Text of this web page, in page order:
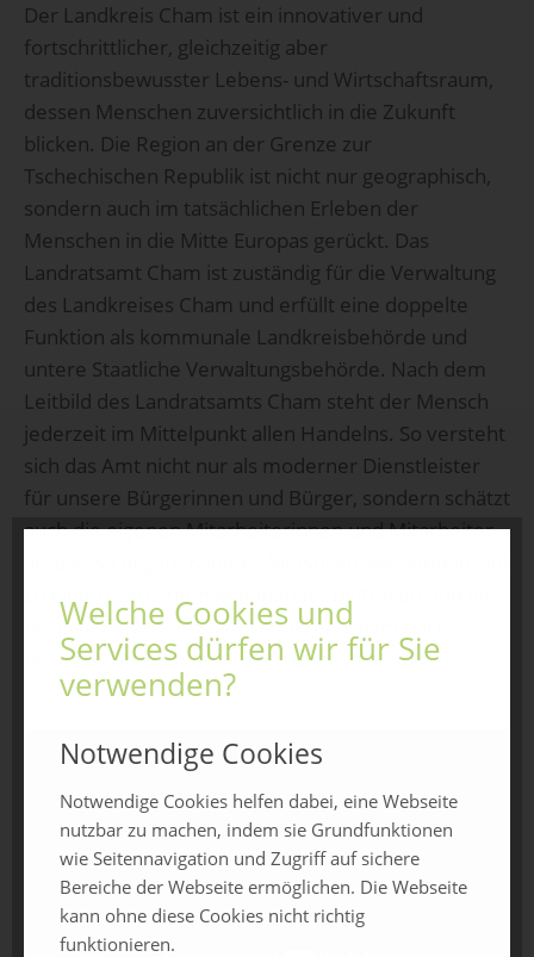
Der Landkreis Cham ist ein innovativer und
fortschrittlicher, gleichzeitig aber
traditionsbewusster Lebens- und Wirtschaftsraum,
dessen Menschen zuversichtlich in die Zukunft
blicken. Die Region an der Grenze zur
Tschechischen Republik ist nicht nur geographisch,
sondern auch im tatsächlichen Erleben der
Menschen in die Mitte Europas gerückt. Das
Landratsamt Cham ist zuständig für die Verwaltung
des Landkreises Cham und erfüllt eine doppelte
Funktion als kommunale Landkreisbehörde und
untere Staatliche Verwaltungsbehörde. Nach dem
Leitbild des Landratsamts Cham steht der Mensch
jederzeit im Mittelpunkt allen Handelns. So versteht
sich das Amt nicht nur als moderner Dienstleister
für unsere Bürgerinnen und Bürger, sondern schätzt
auch die eigenen Mitarbeiterinnen und Mitarbeiter
zu einem gerechten Miteinander beitragen und die
positive Entwicklung im Landkreis Cham nach
besten Kräften unterstützen und mitgestalten.
Welche Cookies und
Services dürfen wir für Sie
verwenden?
Notwendige Cookies
Notwendige Cookies helfen dabei, eine Webseite
nutzbar zu machen, indem sie Grundfunktionen
wie Seitennavigation und Zugriff auf sichere
Bereiche der Webseite ermöglichen. Die Webseite
kann ohne diese Cookies nicht richtig
funktionieren.